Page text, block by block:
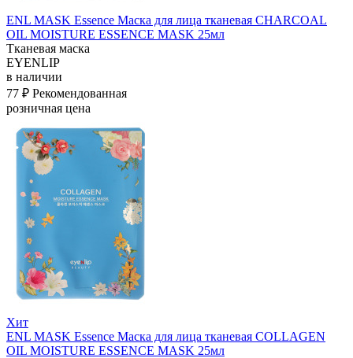
ENL MASK Essence Маска для лица тканевая CHARCOAL
OIL MOISTURE ESSENCE MASK 25мл
Тканевая маска
EYENLIP
в наличии
77 ₽ Рекомендованная
розничная цена
Хит
ENL MASK Essence Маска для лица тканевая COLLAGEN
OIL MOISTURE ESSENCE MASK 25мл